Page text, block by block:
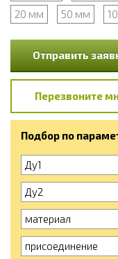
20 мм
50 мм
Отправить
Перезвоните
Подбор по
Ду1
Ду2
материал
присоединение